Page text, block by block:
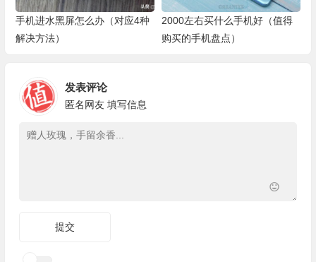
手机进水黑屏怎么办（对应4种
解决方法）
2000左右买什么手机好（值得
购买的手机盘点）
发表评论
匿名网友 填写信息